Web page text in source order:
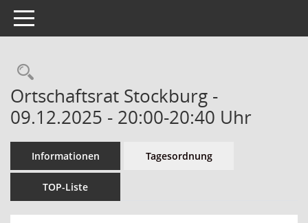
Toggle navigation
Ortschaftsrat Stockburg -
09.12.2025 - 20:00-20:40 Uhr
Informationen Tagesordnung
TOP-Liste